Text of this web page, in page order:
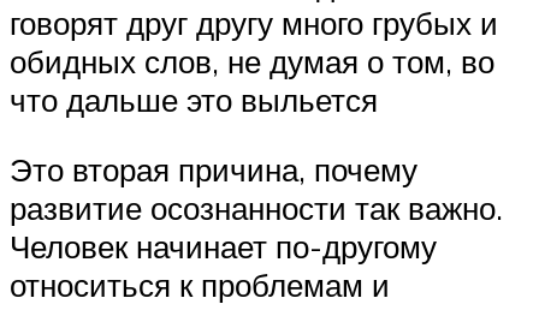
говорят друг другу много грубых и
обидных слов, не думая о том, во
что дальше это выльется
Это вторая причина, почему
развитие осознанности так важно.
Человек начинает по-другому
относиться к проблемам и